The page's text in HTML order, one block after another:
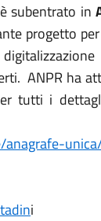
subentrato in
progetto
ANPR ha
tutti i
i